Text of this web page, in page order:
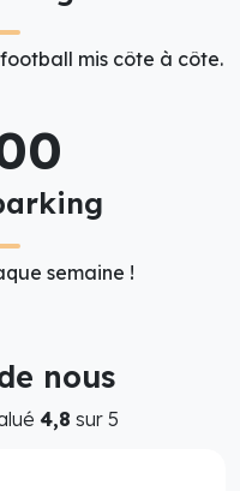
mis côte à côte.
semaine !
nous
4,8 sur 5